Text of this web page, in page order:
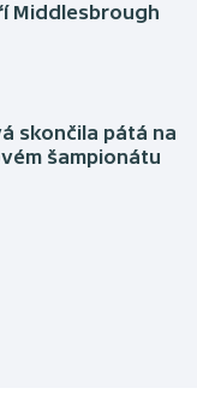
Middlesbrough
skončila pátá na
šampionátu